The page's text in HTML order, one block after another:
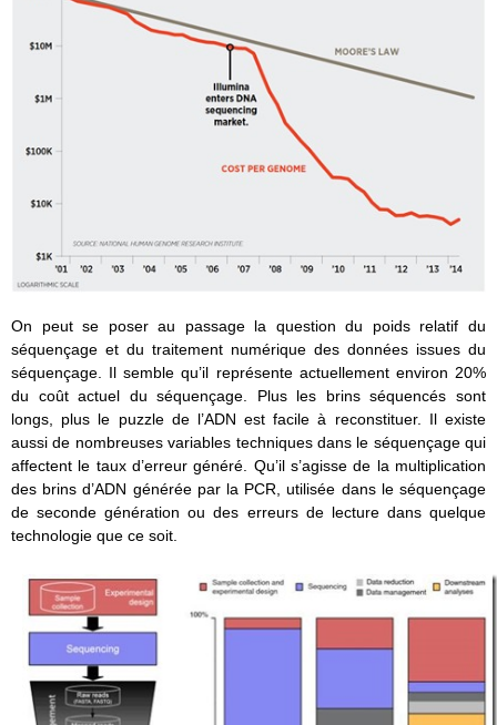
On peut se poser au passage la question du poids relatif du
séquençage et du traitement numérique des données issues du
séquençage. Il semble qu’il représente actuellement environ 20%
du coût actuel du séquençage. Plus les brins séquencés sont
longs, plus le puzzle de l’ADN est facile à reconstituer. Il existe
aussi de nombreuses variables techniques dans le séquençage qui
affectent le taux d’erreur généré. Qu’il s’agisse de la multiplication
des brins d’ADN générée par la PCR, utilisée dans le séquençage
de seconde génération ou des erreurs de lecture dans quelque
technologie que ce soit.